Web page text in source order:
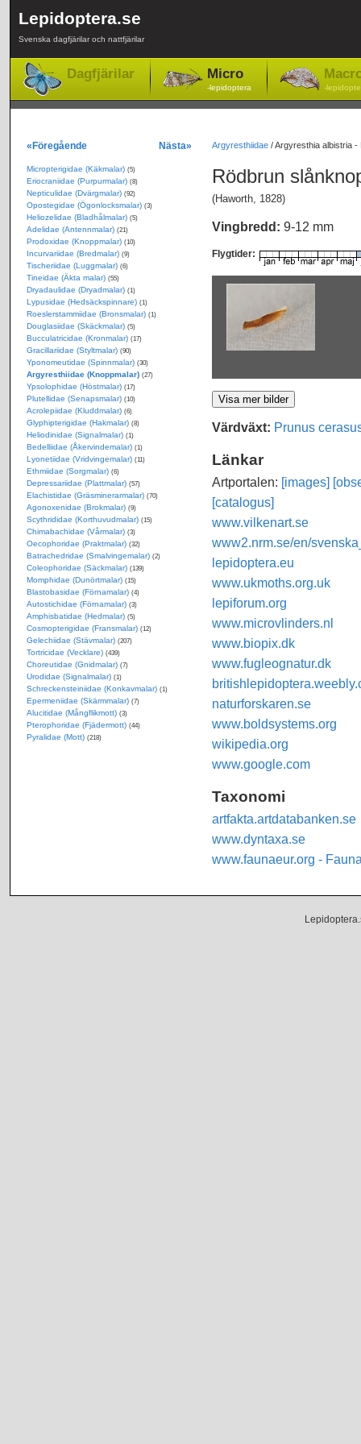
Lepidoptera.se
Svenska dagfjärilar och nattfjärilar
Dagfjärilar Micro
-lepidoptera -
Argyresthiidae/Argyresthia albistria -
Rödbrun
(Haworth, 1828)
Vingbredd: 9-12 mm
Flygtider:
Värdväxt: Prunus
Länkar
Artportalen: [images]
[catalogus]
www.vilkenart.se
www2.nrm.se/en/
lepidoptera.eu
www.ukmoths.org.uk
lepiforum.org
www.microvlinders.nl
www.biopix.dk
www.fugleognatur.dk
naturforskaren.se
www.boldsystems.org
wikipedia.org
www.google.com
Taxonomi
artfakta.artdatabanken.se
www.dyntaxa.se
www.faunaeur.org -
«Föregående Nästa»
Micropterigidae (Käkmalar) (5)
Eriocraniidae (Purpurmalar) (8)
Nepticulidae (Dvärgmalar) (92)
Opostegidae (Ögonlocksmalar) (3)
Heliozelidae (Bladhålmalar) (5)
Adelidae (Antennmalar) (21)
Prodoxidae (Knoppmalar) (10)
Incurvariidae (Bredmalar) (9)
Tischeriidae (Luggmalar) (6)
Tineidae (Äkta malar) (55)
Dryadaulidae (Dryadmalar) (1)
Lypusidae (Hedsäckspinnare) (1)
Roeslerstammiidae (Bronsmalar) (1)
Douglasiidae (Skäckmalar) (5)
Bucculatricidae (Kronmalar) (17)
Gracillariidae (Styltmalar) (90)
Yponomeutidae (Spinnmalar) (30)
Argyresthiidae (Knoppmalar) (27)
Ypsolophidae (Höstmalar) (17)
Plutellidae (Senapsmalar) (10)
Acrolepiidae (Kluddmalar) (6)
Glyphipterigidae (Hakmalar) (8)
Heliodinidae (Signalmalar) (1)
Bedelliidae (Åkervindemalar) (1)
Lyonetiidae (Vridvingemalar) (11)
Ethmiidae (Sorgmalar) (6)
Depressariidae (Plattmalar) (57)
Elachistidae (Gräsminerarmalar) (70)
Agonoxenidae (Brokmalar) (9)
Scythrididae (Korthuvudmalar) (15)
Chimabachidae (Vårmalar) (3)
Oecophoridae (Praktmalar) (32)
Batrachedridae (Smalvingemalar) (2)
Coleophoridae (Säckmalar) (139)
Momphidae (Dunörtmalar) (15)
Blastobasidae (Förnamalar) (4)
Autostichidae (Förnamalar) (3)
Amphisbatidae (Hedmalar) (5)
Cosmopterigidae (Fransmalar) (12)
Gelechiidae (Stävmalar) (207)
Tortricidae (Vecklare) (439)
Choreutidae (Gnidmalar) (7)
Urodidae (Signalmalar) (1)
Schreckensteiniidae (Konkavmalar) (1)
Epermeniidae (Skärmmalar) (7)
Alucitidae (Mångflikmott) (3)
Pterophoridae (Fjädermott) (44)
Pyralidae (Mott) (218)